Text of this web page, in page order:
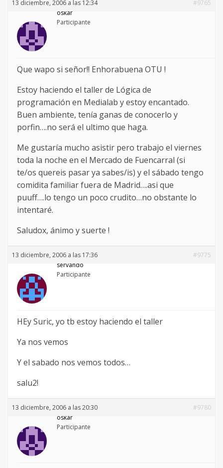
13 diciembre, 2006 a las 12:34
#9765
oskar
Participante
Que wapo si señor!! Enhorabuena OTU !
Estoy haciendo el taller de Lógica de
programación en Medialab y estoy encantado.
Buen ambiente, tenía ganas de conocerlo y
porfin….no será el ultimo que haga.
Me gustaría mucho asistir pero trabajo el viernes
toda la noche en el Mercado de Fuencarral (si
te/os quereis pasar ya sabes/is) y el sábado tengo
comidita familiar fuera de Madrid….asi que
puuff….lo tengo un poco crudito…no obstante lo
intentaré.
Saludox, ánimo y suerte !
13 diciembre, 2006 a las 17:36
#9775
servando
Participante
HEy Suric, yo tb estoy haciendo el taller
Ya nos vemos
Y el sabado nos vemos todos…
salu2!
13 diciembre, 2006 a las 20:30
#9780
oskar
Participante